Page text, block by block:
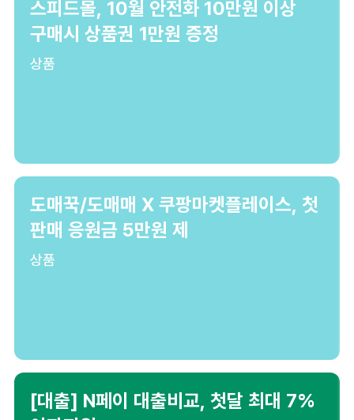
스피드몰, 10월 안전화 10만원 이상
구매시 상품권 1만원 증정
상품
도매꾹/도매매 X 쿠팡마켓플레이스, 첫
판매 응원금 5만원 제
상품
[대출] N페이 대출비교, 첫달 최대 7%